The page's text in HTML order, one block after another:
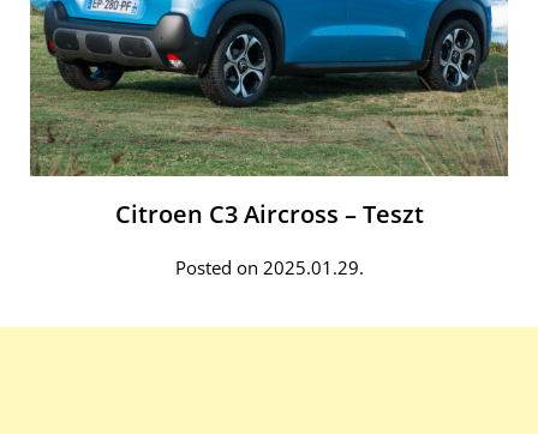
Citroen C3 Aircross – Teszt
Posted on 2025.01.29.